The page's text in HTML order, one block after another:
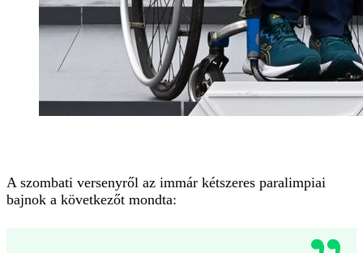
A szombati versenyről az immár kétszeres paralimpiai
bajnok a következőt mondta: